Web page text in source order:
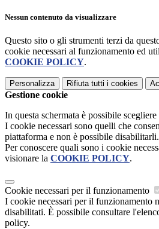
Nessun contenuto da visualizzare
Questo sito o gli strumenti terzi da
cookie necessari al funzionamento ed
COOKIE POLICY.
Personalizza Rifiuta tutti i cookies
Gestione cookie
In questa schermata è possibile
I cookie necessari sono quelli che
piattaforma e non è possibile disabilitarli.
Per conoscere quali sono i cookie
visionare la COOKIE POLICY.
Cookie necessari per il funzionamento
I cookie necessari per il funzionamento
disabilitati. È possibile consultare
policy.